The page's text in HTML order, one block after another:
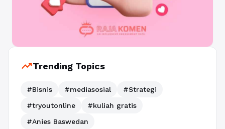
trending_upTrending Topics
#Bisnis #mediasosial
#Strategi
#tryoutonline
#kuliah gratis
#Anies Baswedan